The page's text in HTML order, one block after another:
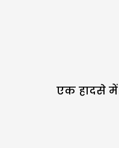
एक हादसे में